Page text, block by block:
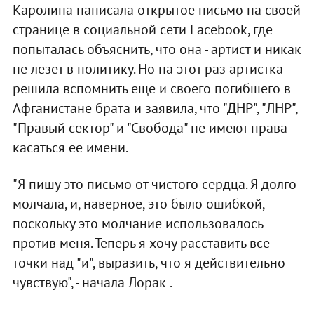
Каролина написала открытое письмо на своей
странице в социальной сети Facebook, где
попыталась объяснить, что она - артист и никак
не лезет в политику. Но на этот раз артистка
решила вспомнить еще и своего погибшего в
Афганистане брата и заявила, что "ДНР", "ЛНР",
"Правый сектор" и "Свобода" не имеют права
касаться ее имени.
"Я пишу это письмо от чистого сердца. Я долго
молчала, и, наверное, это было ошибкой,
поскольку это молчание использовалось
против меня. Теперь я хочу расставить все
точки над "и", выразить, что я действительно
чувствую", - начала Лорак .